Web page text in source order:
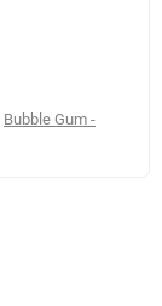
Bubble Gum -